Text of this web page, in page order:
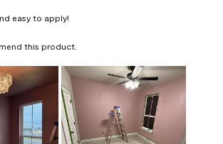
easy to apply!
this product.